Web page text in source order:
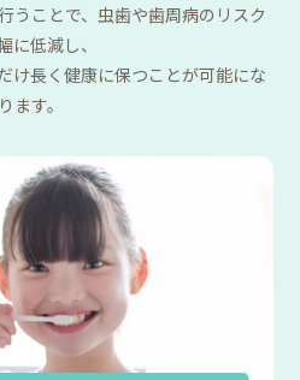
うことで、虫歯や歯周病のリスク
に低減し、
け長く健康に保つことが可能にな
ります。